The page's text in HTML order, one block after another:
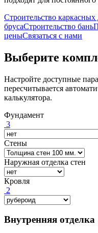
Строительство каркасных
брусаСтроительство бань
ценыСвязаться с нами
Выберите
Настройте доступные
пересчитывается
калькулятора.
Фундамент
3
Стены
Наружная отделка стен
Кровля
2
Внутренняя отделка